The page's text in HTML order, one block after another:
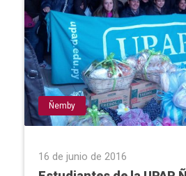
Ñemby
16 de junio de 2016